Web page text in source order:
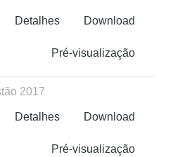
Download
Detalhes
Pré-visualização
2017
Download
Detalhes
Pré-visualização